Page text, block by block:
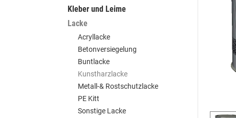
Kleber und Leime
Lacke
Acryllacke
Betonversiegelung
Buntlacke
Kunstharzlacke
Metall-& Rostschutzlacke
PE Kitt
Sonstige Lacke